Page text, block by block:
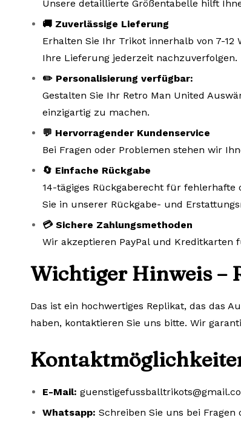
Unsere detaillierte Größentabelle hilft
🚚 Zuverlässige Lieferung
Erhalten Sie Ihr Trikot innerhalb von 7-
Ihre Lieferung jederzeit nachzuverfolgen.
✏️ Personalisierung verfügbar:
Gestalten Sie Ihr Retro Man United
einzigartig zu machen.
💬 Hervorragender Kundenservice
Bei Fragen oder Problemen stehen wir
🔄 Einfache Rückgabe
14-tägiges Rückgaberecht für
Sie in unserer Rückgabe- und
💳 Sichere Zahlungsmethoden
Wir akzeptieren PayPal und Kreditkarten
Wichtiger Hinweis –
Das ist ein hochwertiges Replikat, das das
haben, kontaktieren Sie uns bitte. Wir
E-Mail:
Whatsapp: Schreiben Sie uns bei Fragen